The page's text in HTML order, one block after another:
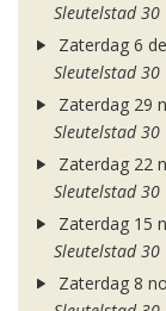
Sleutelstad 30
Zaterdag 6
Sleutelstad 30
Zaterdag 29
Sleutelstad 30
Zaterdag 22
Sleutelstad 30
Zaterdag 15
Sleutelstad 30
Zaterdag 8